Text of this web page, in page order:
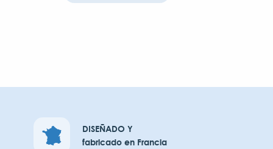
DISEÑADO Y
fabricado en Francia